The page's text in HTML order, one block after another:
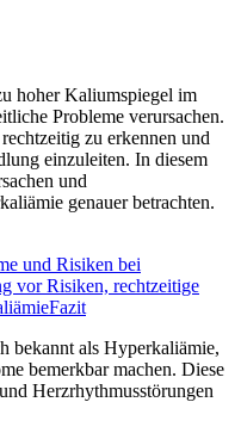
hoher Kaliumspiegel im
Probleme verursachen.
zu erkennen und
einzuleiten. In diesem
und
genauer betrachten.
und Risiken bei
vor Risiken, rechtzeitige
Fazit
bekannt als Hyperkaliämie,
bemerkbar machen. Diese
Herzrhythmusstörungen